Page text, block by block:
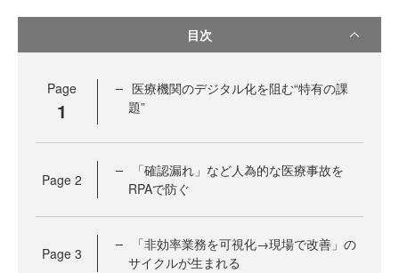
目次
Page
1
医療機関のデジタル化を阻む“特有の課
題”
Page 2
「確認漏れ」など人為的な医療事故を
RPAで防ぐ
Page 3
「非効率業務を可視化→現場で改善」の
サイクルが生まれる